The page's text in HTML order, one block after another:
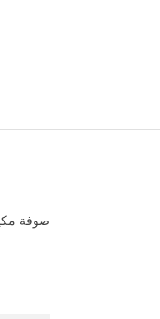
صوفة